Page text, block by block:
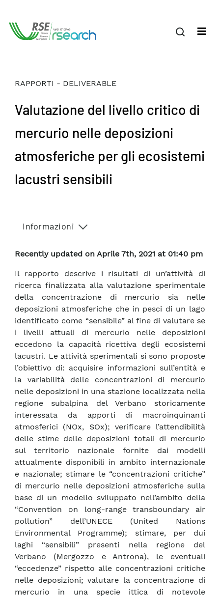
RAPPORTI - DELIVERABLE
Valutazione del livello critico di
mercurio nelle deposizioni
atmosferiche per gli ecosistemi
lacustri sensibili
Informazioni
Recently updated on Aprile 7th, 2021 at 01:40 pm
Il rapporto descrive i risultati di un’attività di
ricerca finalizzata alla valutazione sperimentale
della concentrazione di mercurio sia nelle
deposizioni atmosferiche che in pesci di un lago
identificato come “sensibile” al fine di valutare se
i livelli attuali di mercurio nelle deposizioni
eccedono la capacità ricettiva degli ecosistemi
lacustri. Le attività sperimentali si sono proposte
l’obiettivo di: acquisire informazioni sull’entità e
la variabilità delle concentrazioni di mercurio
nelle deposizioni in una stazione localizzata nella
regione subalpina del Verbano storicamente
interessata da apporti di macroinquinanti
atmosferici (NOx, SOx); verificare l’attendibilità
delle stime delle deposizioni totali di mercurio
sul territorio nazionale fornite dai modelli
attualmente disponibili in ambito internazionale
e nazionale; stimare le “concentrazioni critiche”
di mercurio nelle deposizioni atmosferiche sulla
base di un modello sviluppato nell’ambito della
“Convention on long-range transboundary air
pollution” dell’UNECE (United Nations
Environmental Programme); stimare, per dui
laghi “sensibili” presenti nella regione del
Verbano (Mergozzo e Antrona), le eventuali
“eccedenze” rispetto alle concentrazioni critiche
nelle deposizioni; valutare la concentrazione di
mercurio in una specie ittica di notevole